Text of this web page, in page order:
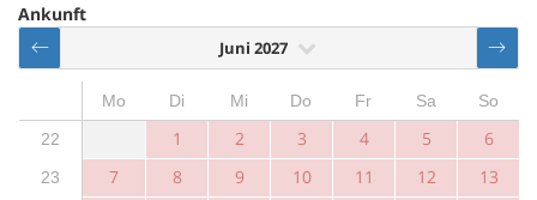
Ankunft
Juni 2027
Mo Di Mi Do Fr Sa
So
22
1 2 3 4 5 6
23 7 8 9 10 11 12 13